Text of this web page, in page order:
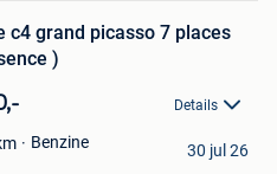
c4 grand picasso 7 places
)
Details
Benzine 30 jul 26